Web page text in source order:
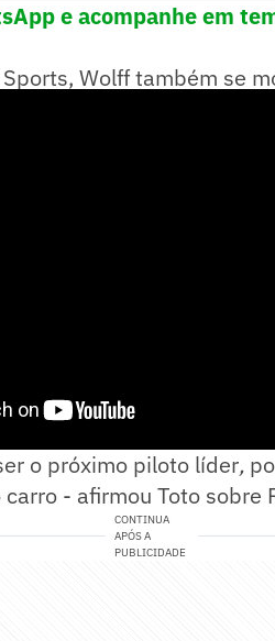
e acompanhe em
Wolff também se
da academia da
o próximo piloto líder,
- afirmou Toto sobre
CONTINUA
APÓS A
PUBLICIDADE